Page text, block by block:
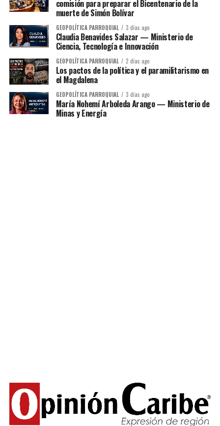
comisión para preparar el Bicentenario de la
muerte de Simón Bolívar
GEOPOLÍTICA PARROQUIAL 3 días ago
Claudia Benavides Salazar — Ministerio de
Ciencia, Tecnología e Innovación
GEOPOLÍTICA PARROQUIAL 2 días ago
Los pactos de la política y el paramilitarismo en
el Magdalena
GEOPOLÍTICA PARROQUIAL 3 días ago
María Nohemí Arboleda Arango — Ministerio de
Minas y Energía